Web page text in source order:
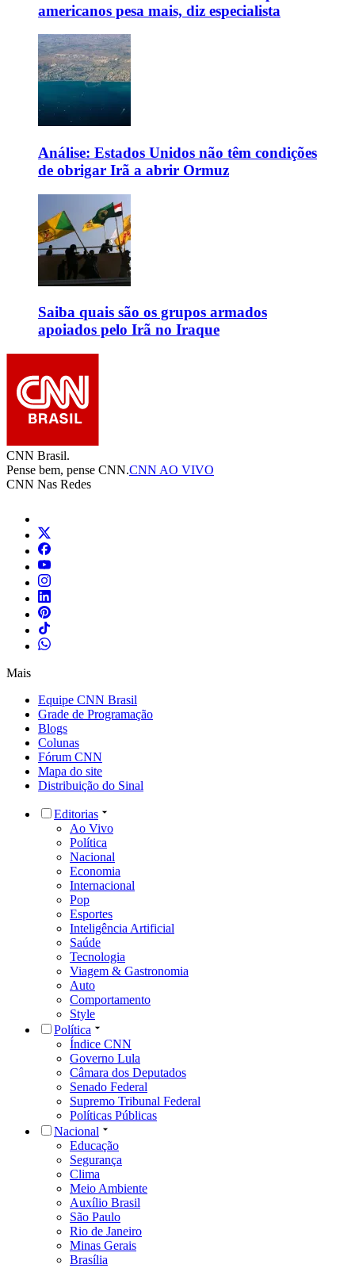
americanos pesa mais, diz especialista
Análise: Estados Unidos não têm condições
de obrigar Irã a abrir Ormuz
Saiba quais são os grupos armados
apoiados pelo Irã no Iraque
CNN Brasil.
Pense bem, pense CNN.CNN AO VIVO
CNN Nas Redes
Mais
Equipe CNN Brasil
Grade de Programação
Blogs
Colunas
Fórum CNN
Mapa do site
Distribuição do Sinal
Editorias
Ao Vivo
Política
Nacional
Economia
Internacional
Pop
Esportes
Inteligência Artificial
Saúde
Tecnologia
Viagem & Gastronomia
Auto
Comportamento
Style
Política
Índice CNN
Governo Lula
Câmara dos Deputados
Senado Federal
Supremo Tribunal Federal
Políticas Públicas
Nacional
Educação
Segurança
Clima
Meio Ambiente
Auxílio Brasil
São Paulo
Rio de Janeiro
Minas Gerais
Brasília